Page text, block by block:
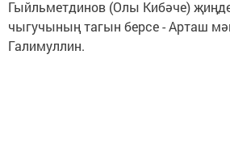
Гыйльметдинов (Олы Кибәче)
чыгучының тагын берсе - Арташ
Галимуллин.